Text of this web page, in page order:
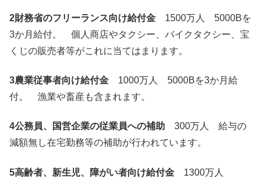
2財務省のフリーランス向け給付金 1500万人 5000Bを
3か月給付。 個人商店やタクシー、バイクタクシー、宝
くじの販売者等がこれに当てはまります。
3農業従事者向け給付金 1000万人 5000Bを3か月給
付。 漁業や畜産も含まれます。
4公務員、国営企業の従業員への補助 300万人 給与の
減額無し在宅勤務等の補助が行われています。
5高齢者、新生児、障がい者向け給付金 1300万人